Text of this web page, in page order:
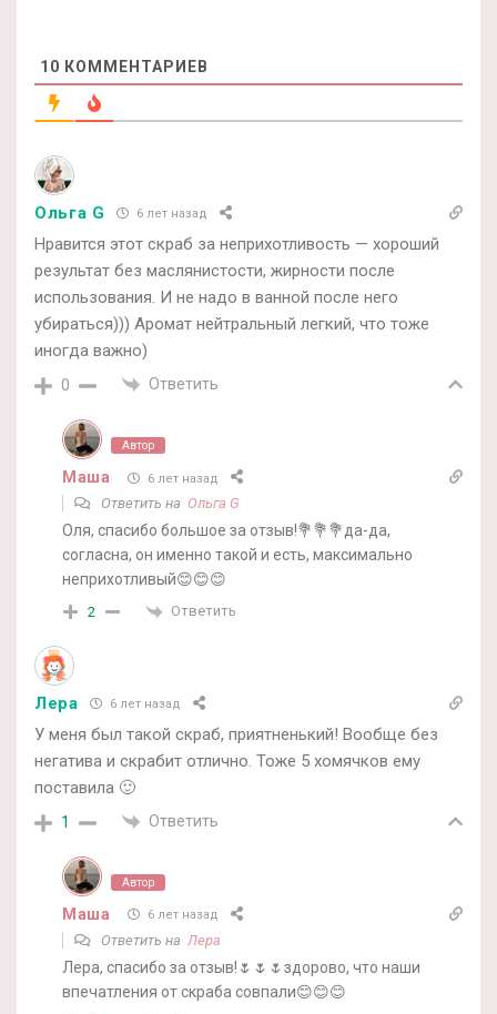
10 КОММЕНТАРИЕВ
Ольга G 6 лет назад
Нравится этот скраб за неприхотливость — хороший
результат без маслянистости, жирности после
использования. И не надо в ванной после него
убираться))) Аромат нейтральный легкий, что тоже
иногда важно)
0 Ответить
Автор
Маша 6 лет назад
Ответить на Ольга G
Оля, спасибо большое за отзыв!💐💐💐да-да,
согласна, он именно такой и есть, максимально
неприхотливый😊😊😊
2 Ответить
Лера 6 лет назад
У меня был такой скраб, приятненький! Вообще без
негатива и скрабит отлично. Тоже 5 хомячков ему
поставила 🙂
1 Ответить
Автор
Маша 6 лет назад
Ответить на Лера
Лера, спасибо за отзыв!🌷🌷🌷здорово, что наши
впечатления от скраба совпали😊😊😊